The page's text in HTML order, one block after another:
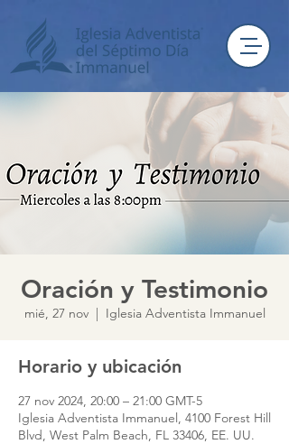
Oración y Testimonio
mié, 27 nov
  |
Iglesia Adventista Immanuel
Horario y ubicación
27 nov 2024, 20:00 – 21:00 GMT-5
Iglesia Adventista Immanuel, 4100 Forest Hill
Blvd, West Palm Beach, FL 33406, EE. UU.